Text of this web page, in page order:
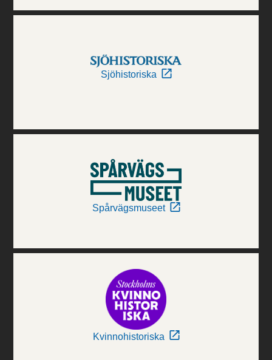
Sjöhistoriska
Spårvägsmuseet
Kvinnohistoriska